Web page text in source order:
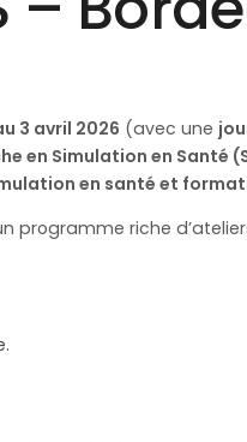
3 avril 2026 (avec une
en Simulation en Santé
en santé et
programme riche